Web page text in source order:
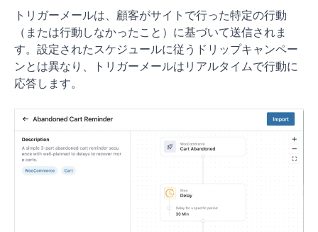
トリガーメールは、顧客がサイトで行った特定の行動
（または行動しなかったこと）に基づいて送信されま
す。設定されたスケジュールに従うドリップキャンペー
ンとは異なり、トリガーメールはリアルタイムで行動に
応答します。